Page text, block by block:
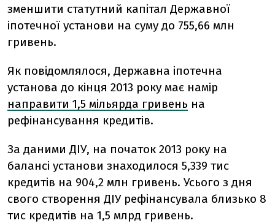
зменшити статутний капітал Державної
іпотечної установи на суму до 755,66 млн
гривень.
Як повідомлялося, Державна іпотечна
установа до кінця 2013 року має намір
направити 1,5 мільярда гривень на
рефінансування кредитів.
За даними ДІУ, на початок 2013 року на
балансі установи знаходилося 5,339 тис
кредитів на 904,2 млн гривень. Усього з дня
свого створення ДІУ рефінансувала близько 8
тис кредитів на 1,5 млрд гривень.